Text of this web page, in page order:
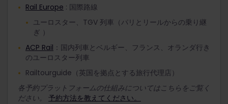
Rail Europe : 国際路線
ユーロスター、TGV 列車（パリとリールからの乗り継
ぎ ）
ACP Rail ：国内列車とベルギー、フランス、オランダ行き
のユーロスター列車
Railtourguide（英国を拠点とする旅行代理店）
各予約プラットフォームの仕組みについてはこちらをご覧く
ださい。
予約方法を教えてください。